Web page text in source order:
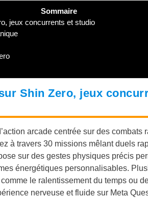
Sommaire
jeux concurrents et studio
Shin Zero, jeux
arcade centrée sur des combats
à travers 30 missions mêlant duels
sur des gestes physiques précis
énergétiques personnalisables.
le ralentissement du temps ou
nerveuse et fluide sur Meta